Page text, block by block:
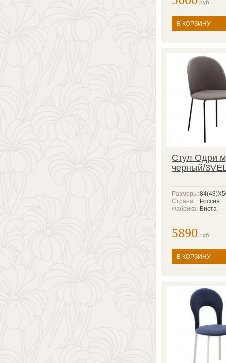
руб.
В КОРЗИНУ
Стул Одри
черный/
Размеры:
Россия
Страна:
Виста
Фабрика:
5890 руб.
В КОРЗИНУ